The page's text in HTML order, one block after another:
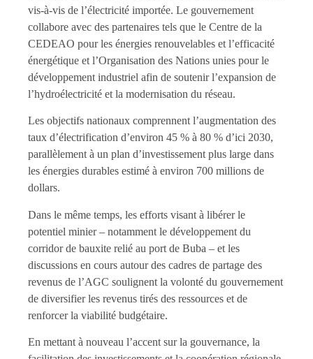
vis-à-vis de l’électricité importée. Le gouvernement
collabore avec des partenaires tels que le Centre de la
CEDEAO pour les énergies renouvelables et l’efficacité
énergétique et l’Organisation des Nations unies pour le
développement industriel afin de soutenir l’expansion de
l’hydroélectricité et la modernisation du réseau.
Les objectifs nationaux comprennent l’augmentation des
taux d’électrification d’environ 45 % à 80 % d’ici 2030,
parallèlement à un plan d’investissement plus large dans
les énergies durables estimé à environ 700 millions de
dollars.
Dans le même temps, les efforts visant à libérer le
potentiel minier – notamment le développement du
corridor de bauxite relié au port de Buba – et les
discussions en cours autour des cadres de partage des
revenus de l’AGC soulignent la volonté du gouvernement
de diversifier les revenus tirés des ressources et de
renforcer la viabilité budgétaire.
En mettant à nouveau l’accent sur la gouvernance, la